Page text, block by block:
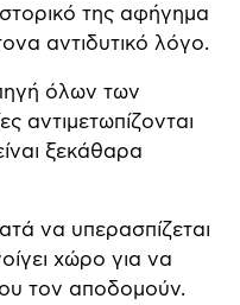
της αφήγημα
αντιδυτικό λόγο.
όλων των
αντιμετωπίζονται
ξεκάθαρα
να υπερασπίζεται
χώρο για να
τον αποδομούν.